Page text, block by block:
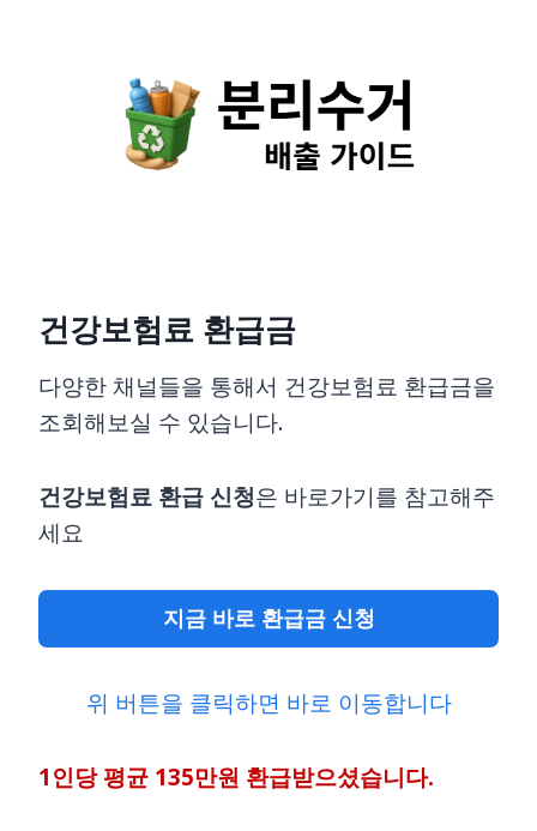
건강보험료 환급금
다양한 채널들을 통해서 건강보험료 환급금을
조회해보실 수 있습니다.
건강보험료 환급 신청은 바로가기를 참고해주
세요
지금 바로 환급금 신청
위 버튼을 클릭하면 바로 이동합니다
1인당 평균 135만원 환급받으셨습니다.